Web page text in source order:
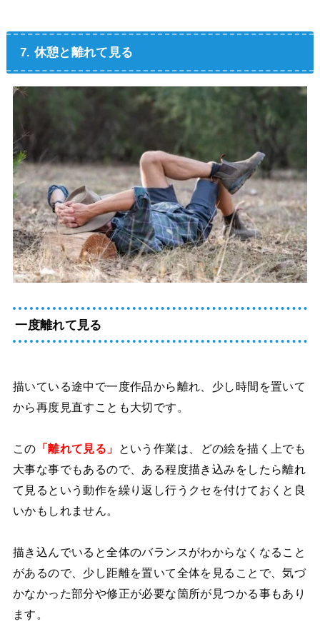
7. 休憩と離れて見る
一度離れて見る
描いている途中で一度作品から離れ、少し時間を置いて
から再度見直すことも大切です。
この 「離れて見る」
という作業は、どの絵を描く上でも
大事な事でもあるので、ある程度描き込みをしたら離れ
て見るという動作を繰り返し行うクセを付けておくと良
いかもしれません。
描き込んでいると全体のバランスがわからなくなること
があるので、少し距離を置いて全体を見ることで、気づ
かなかった部分や修正が必要な箇所が見つかる事もあり
ます。